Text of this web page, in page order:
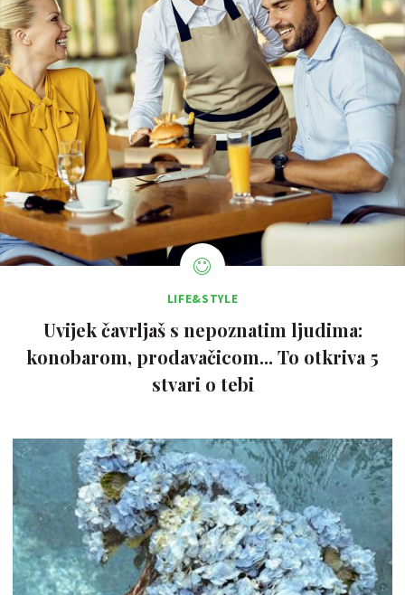
LIFE&STYLE
Uvijek čavrljaš s nepoznatim ljudima:
konobarom, prodavačicom... To otkriva 5
stvari o tebi